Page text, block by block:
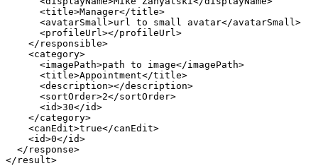
      <title>Manager</title>
      <avatarSmall>url to small avatar</avatarSmall>
      <profileUrl></profileUrl>
    </responsible>
    <category>
      <imagePath>path to image</imagePath>
      <title>Appointment</title>
      <description></description>
      <sortOrder>2</sortOrder>
      <id>30</id>
    </category>
    <canEdit>true</canEdit>
    <id>0</id>
  </response>
</result>